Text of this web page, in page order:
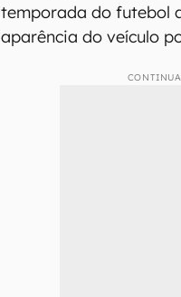
temporada do futebol
aparência do veículo